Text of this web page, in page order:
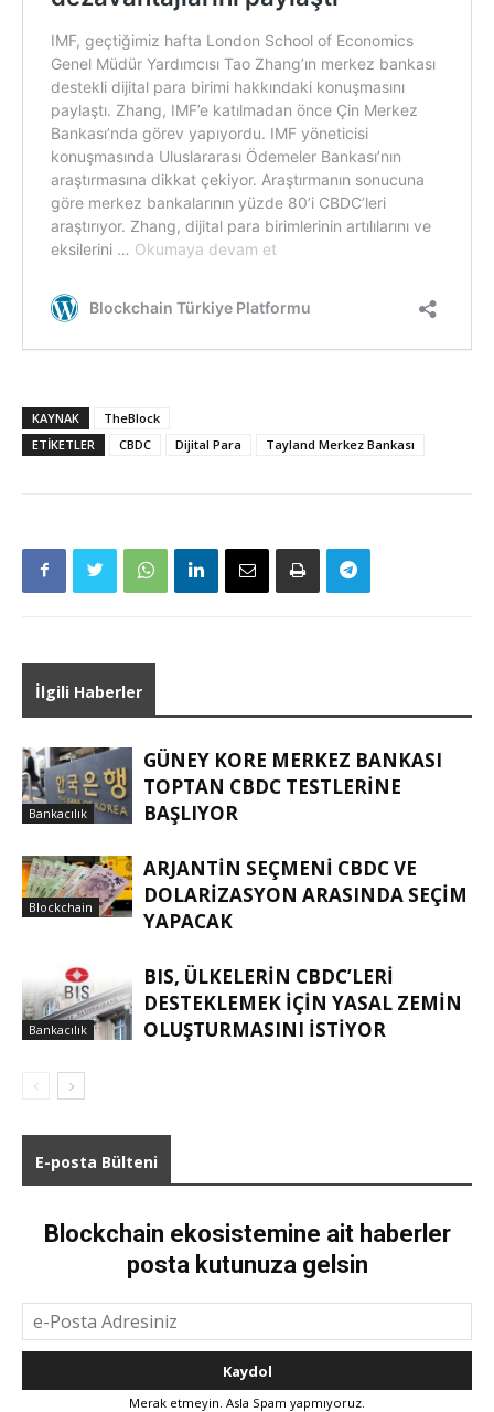
KAYNAK
TheBlock
ETIKETLER
CBDC Dijital Para Tayland Merkez Bankası
İlgili Haberler
Bankacılık
GÜNEY KORE MERKEZ BANKASI
TOPTAN CBDC TESTLERINE
BAŞLIYOR
Blockchain
ARJANTIN SEÇMENI CBDC VE
DOLARIZASYON ARASINDA SEÇIM
YAPACAK
Bankacılık
BIS, ÜLKELERIN CBDC’LERI
DESTEKLEMEK IÇIN YASAL ZEMIN
OLUŞTURMASINI ISTIYOR
E-posta Bülteni
Blockchain ekosistemine ait haberler
posta kutunuza gelsin
Merak etmeyin. Asla Spam yapmıyoruz.